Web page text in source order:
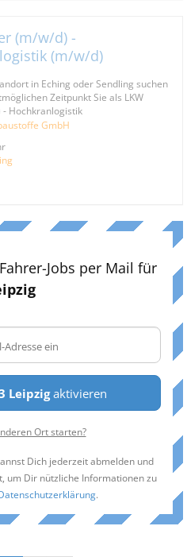
(m/w/d) -
(m/w/d)
in Eching oder Sendling suchen
Zeitpunkt Sie als LKW
- Hochkranlogistik
GmbH
Jobs per Mail für
Leipzigaktivieren
Ort starten?
Dich jederzeit abmelden und
um Dir nützliche Informationen zu
.